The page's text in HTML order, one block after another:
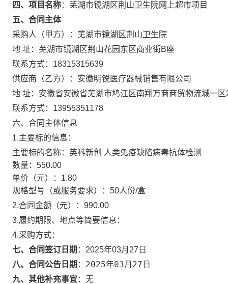
四、项目名称： 芜湖市镜湖区荆山卫生院网上超市项目
五、合同主体
采购人（甲方）： 芜湖市镜湖区荆山卫生院
地 址： 芜湖市镜湖区荆山花园东区商业街B座
联系方式： 18315315639
供应商（乙方）： 安徽明锐医疗器械销售有限公司
地 址： 安徽省安徽省芜湖市鸠江区南翔万商商贸物流城一
联系方式： 13955351178
六、合同主体信息
1.主要标的信息：
主要标的名称： 英科新创 人类免疫缺陷病毒抗体检测
数量： 550.00
单价（元）： 1.80
规格型号（或服务要求）： 50人份/盒
2.合同金额（元）： 990.00
3.履约期限、地点等简要信息：
4.采购方式：
七、合同签订日期 ： 2025年03月27日
八、合同公告日期 ： 2025年03月27日
九、其他补充事宜： 无